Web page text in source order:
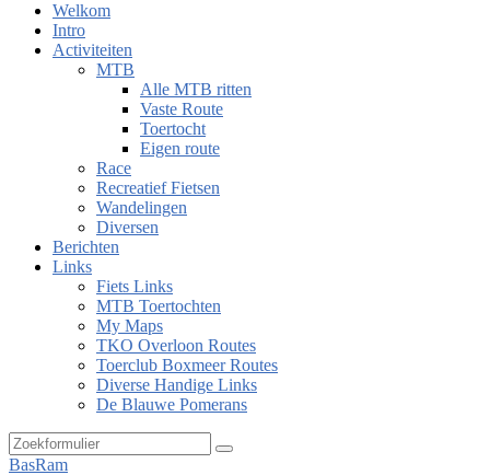
Welkom
Intro
Activiteiten
MTB
Alle MTB ritten
Vaste Route
Toertocht
Eigen route
Race
Recreatief Fietsen
Wandelingen
Diversen
Berichten
Links
Fiets Links
MTB Toertochten
My Maps
TKO Overloon Routes
Toerclub Boxmeer Routes
Diverse Handige Links
De Blauwe Pomerans
Zoeken
BasRam